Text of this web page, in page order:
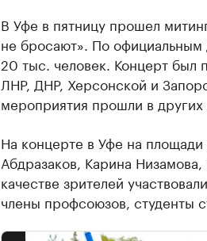
В Уфе в пятницу прошел
не бросают». По
20 тыс. человек. Концерт
ЛНР, ДНР, Херсонской и
мероприятия прошли в других
На концерте в Уфе на
Абдразаков, Карина
качестве зрителей
члены профсоюзов, студенты